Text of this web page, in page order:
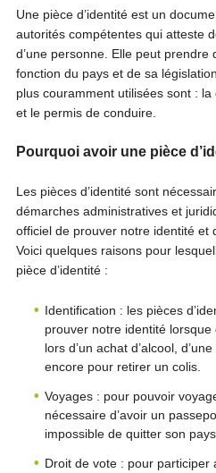
Une pièce d’identité est un
autorités compétentes qui atteste
d’une personne. Elle peut prendre
fonction du pays et de sa
plus couramment utilisées sont : la
et le permis de conduire.
Pourquoi avoir une pièce
Les pièces d’identité sont
démarches administratives et
officiel de prouver notre identité et
Voici quelques raisons pour
pièce d’identité :
Identification : les pièces
prouver notre identité
lors d’un achat d’alcool,
encore pour retirer un colis.
Voyages : pour pouvoir
nécessaire d’avoir un
impossible de quitter son pays.
Droit de vote : pour participer